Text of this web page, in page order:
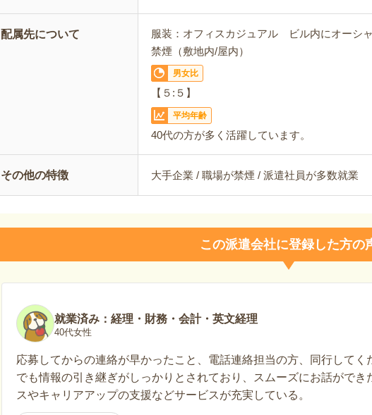
配属先について
服装：オフィスカジュアル ビル内にオーシ
禁煙（敷地内/屋内）
男女比
【５:５】
平均年齢
40代の方が多く活躍しています。
その他の特徴 大手企業 / 職場が禁煙 / 派遣社員が多数就業
この派遣会社に登録した方の
就業済み：経理・財務・会計・英文経理
40代女性
応募してからの連絡が早かったこと、電話連絡担当の方、同行して
でも情報の引き継ぎがしっかりとされており、スムーズにお話がで
スやキャリアアップの支援などサービスが充実している。